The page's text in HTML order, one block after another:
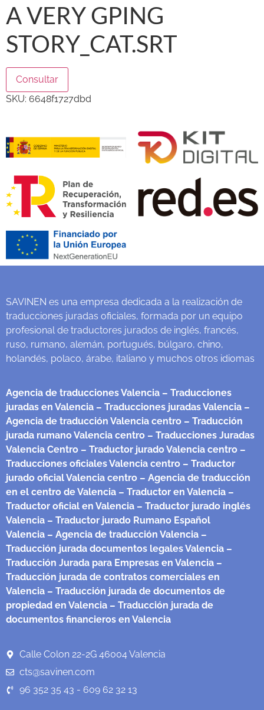
A VERY GPING
STORY_CAT.SRT
Consultar
SKU: 6648f1727dbd
SAVINEN es una empresa dedicada a la realización de
traducciones juradas oficiales, formada por un equipo
profesional de traductores jurados de inglés, francés,
ruso, rumano, alemán, portugués, búlgaro, chino,
holandés, polaco, árabe, italiano y muchos otros idiomas
Agencia de traducciones Valencia – Traducciones
juradas en Valencia – Traducciones juradas Valencia –
Agencia de traducción Valencia centro – Traducción
jurada rumano Valencia centro – Traducciones Juradas
Valencia Centro – Traductor jurado Valencia centro –
Traducciones oficiales Valencia centro – Traductor
jurado oficial Valencia centro – Agencia de traducción
en el centro de Valencia – Traductor en Valencia –
Traductor oficial en Valencia – Traductor jurado inglés
Valencia – Traductor jurado Rumano Español
Valencia – Agencia de traducción Valencia –
Traducción jurada documentos legales Valencia –
Traducción Jurada para Empresas en Valencia –
Traducción jurada de contratos comerciales en
Valencia – Traducción jurada de documentos de
propiedad en Valencia – Traducción jurada de
documentos financieros en Valencia
Calle Colon 22-2G 46004 Valencia
cts@savinen.com
96 352 35 43 - 609 62 32 13